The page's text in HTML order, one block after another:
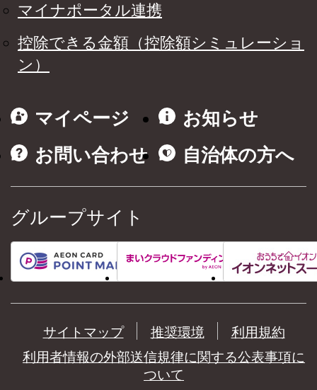
マイナポータル連携
控除できる金額（控除額シミュレーショ
ン）
マイページ
お知らせ
お問い合わせ
自治体の方へ
グループサイト
サイトマップ 推奨環境
利用規約
利用者情報の外部送信規律に関する公表事項に
ついて